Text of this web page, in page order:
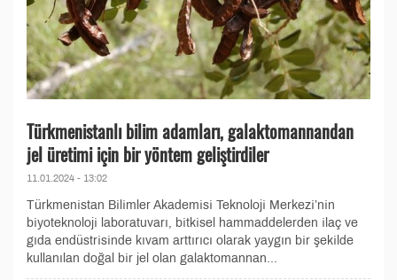
Türkmenistanlı bilim adamları, galaktomannandan
jel üretimi için bir yöntem geliştirdiler
11.01.2024 - 13:02
Türkmenistan Bilimler Akademisi Teknoloji Merkezi’nin
biyoteknoloji laboratuvarı, bitkisel hammaddelerden ilaç ve
gıda endüstrisinde kıvam arttırıcı olarak yaygın bir şekilde
kullanılan doğal bir jel olan galaktomannan...